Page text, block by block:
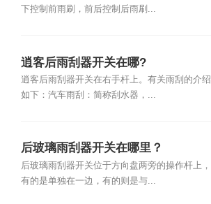
下控制前雨刷，前后控制后雨刷...
逍客后雨刮器开关在哪?
逍客后雨刮器开关在右手杆上。有关雨刮的介绍
如下：汽车雨刮：简称刮水器，...
后玻璃雨刮器开关在哪里？
后玻璃雨刮器开关位于方向盘两旁的操作杆上，
有的是单独在一边，有的则是与...